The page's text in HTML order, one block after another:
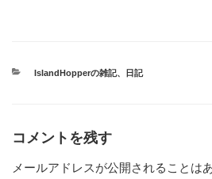
カ
IslandHopperの雑記、 日記
コメントを残す
メールアドレスが公開されることは